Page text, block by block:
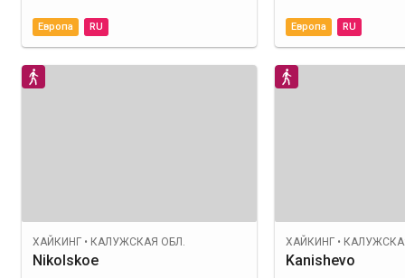
Европа RU Европа RU
ХАЙКИНГ • КАЛУЖСКАЯ ОБЛ.
Nikolskoe
ХАЙКИНГ •
Kanishevo